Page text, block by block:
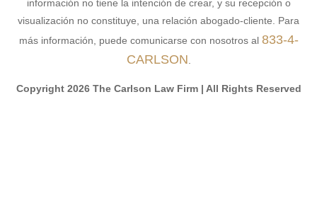
información no tiene la intención de crear, y su recepción o
visualización no constituye, una relación abogado-cliente. Para
más información, puede comunicarse con nosotros al 833-4-
CARLSON
Copyright 2026 The Carlson Law Firm | All Rights Reserved